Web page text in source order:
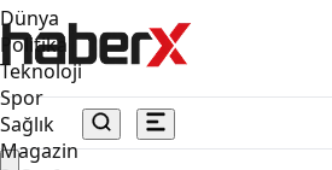
Dünya
Politika
Teknoloji
Spor
Sağlık
Magazin